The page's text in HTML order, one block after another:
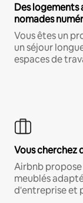
Des logements
nomades
Vous êtes un
un séjour
espaces de
Vous cherchez
Airbnb
meublés
d'entreprise et